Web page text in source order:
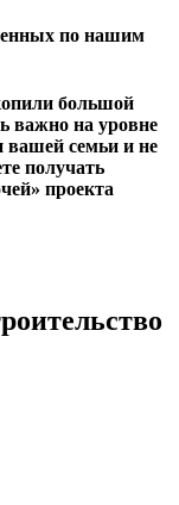
по нашим
большой
важно на уровне
вашей семьи и не
получать
проекта